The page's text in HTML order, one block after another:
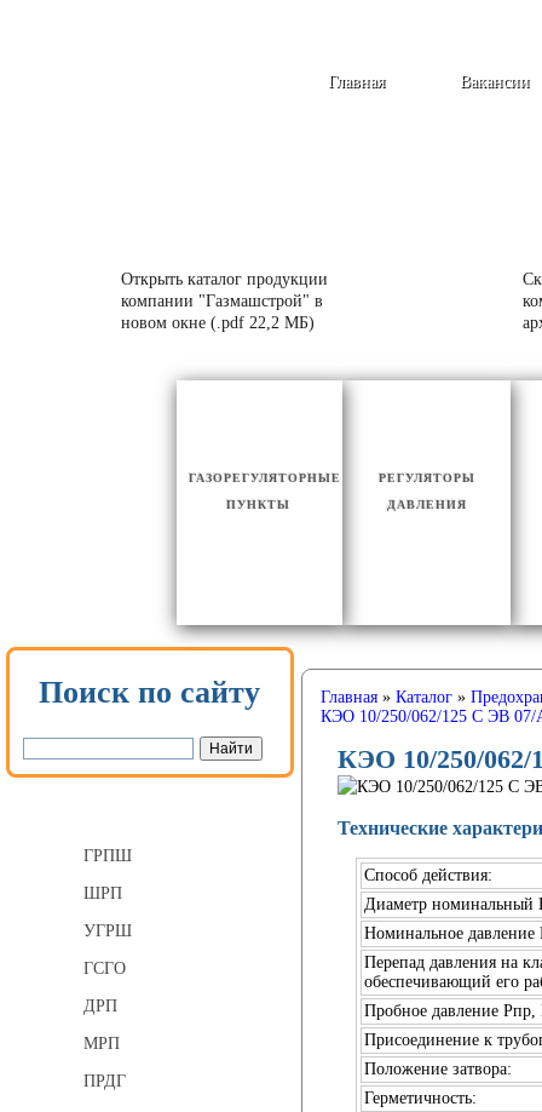
Вакансии
Главная
Открыть каталог продукции
компании "Газмашстрой" в
новом окне (.pdf 22,2 МБ)
РЕГУЛЯТОРЫ
ДАВЛЕНИЯ
ГАЗОРЕГУЛЯТОРНЫЕ
ПУНКТЫ
Поиск по сайту
ГРПШ
ШРП
УГРШ
ГСГО
ДРП
МРП
ПРДГ
Главная» Каталог»
КЭО 10/250/062/125 С ЭВ 07/
КЭО 10/250/
Технические
Способ действия:
Диаметр номинальный
Номинальное
Перепад давления на
обеспечивающий его
Пробное давление
Присоединение к
Положение затвора:
Герметичность: